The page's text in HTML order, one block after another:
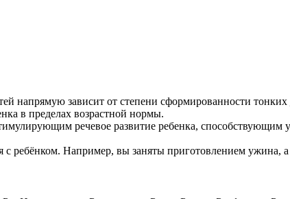
напрямую зависит от степени сформированности
то и речевое развитие ребенка в
речевое развитие ребенка,
развитие мышления ребенка.
ребёнком. Например, вы заняты приготовлением ужина, а